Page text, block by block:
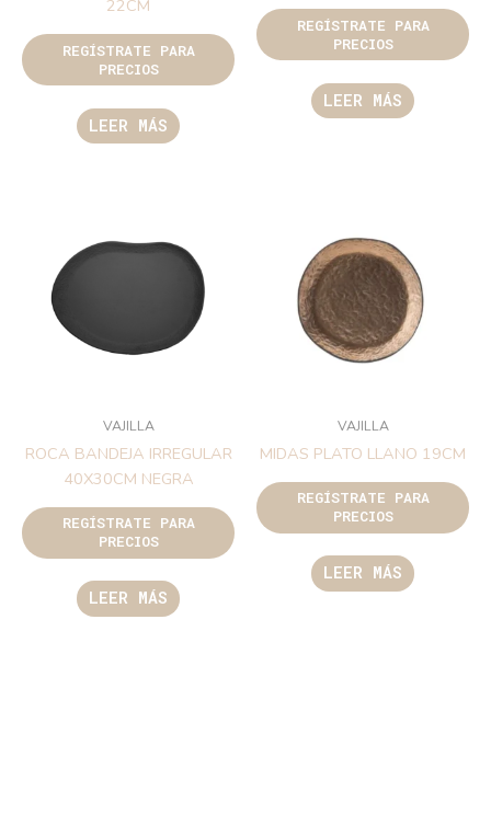
22CM
REGÍSTRATE PARA
PRECIOS
LEER MÁS
REGÍSTRATE PARA
PRECIOS
LEER MÁS
VAJILLA
ROCA BANDEJA IRREGULAR
40X30CM NEGRA
REGÍSTRATE PARA
PRECIOS
LEER MÁS
VAJILLA
MIDAS PLATO LLANO 19CM
REGÍSTRATE PARA
PRECIOS
LEER MÁS